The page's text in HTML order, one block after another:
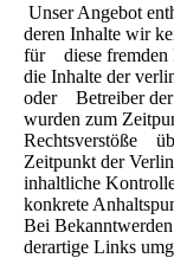
Unser Angebot
deren Inhalte wir
für diese fremden
die Inhalte der
oder Betreiber der
wurden zum
Rechtsverstöße
Zeitpunkt der
inhaltliche
konkrete
Bei
derartige Links